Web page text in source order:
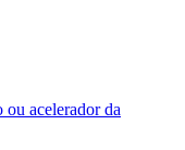
acelerador da